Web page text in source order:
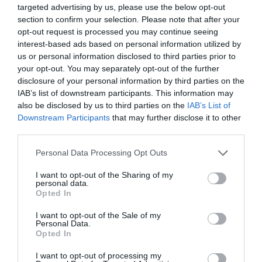
targeted advertising by us, please use the below opt-out
section to confirm your selection. Please note that after your
opt-out request is processed you may continue seeing
interest-based ads based on personal information utilized by
us or personal information disclosed to third parties prior to
your opt-out. You may separately opt-out of the further
disclosure of your personal information by third parties on the
IAB’s list of downstream participants. This information may
also be disclosed by us to third parties on the IAB’s List of
Downstream Participants that may further disclose it to other
Personal Data Processing Opt Outs
I want to opt-out of the Sharing of my
personal data.
Opted In
I want to opt-out of the Sale of my
Personal Data.
Opted In
I want to opt-out of processing my
Sonako a commenté :
18 août 2021 - 1 h 11 min
J’ai toujours pensé que Corsair et Air Austral auraient du
fusionner sous une meme marque on est peut être sur les
premier pas d’une fusion future çe serait vraiment bénéfique
pour les deux et un atout pour résister a la concurrence Air
Austral fait deja une « transition » de flotte sur Airbus avec les
A220 reste plus que la partit long-courrier une coherence
commerciale et un hub commun à Paris pour l’Afrique
Ameriques et Caraibes et un secondaire à la Reunion pour
croisons les doigts
RÉPONDRE
C’est une alliance perdue d’avance mais qui se justifie à court
terme compte tenu de la pandémie. Une fois la crise passée